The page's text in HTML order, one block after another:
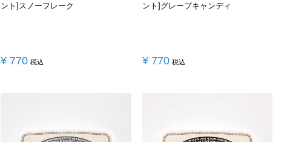
ント]スノーフレーク
¥ 770 税込
ント]グレープキャンディ
¥ 770 税込